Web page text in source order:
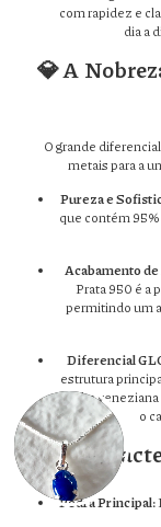
com rapidez e
dia a
💎 A
O grande
metais para a
Pureza e
que contém
Acabamento
Prata 950 é a
permitindo um
Diferencial
estrutura
malha
o
Pedra Principal: